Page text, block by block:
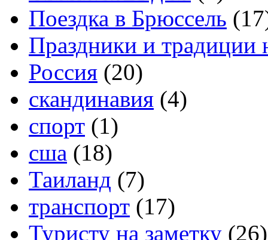
Поездка в Брюссель
Праздники и традиции
Россия (20)
скандинавия (4)
спорт (1)
сша (18)
Таиланд (7)
транспорт (17)
Туристу на заметку (26)